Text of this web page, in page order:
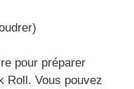
pour préparer
Roll. Vous pouvez